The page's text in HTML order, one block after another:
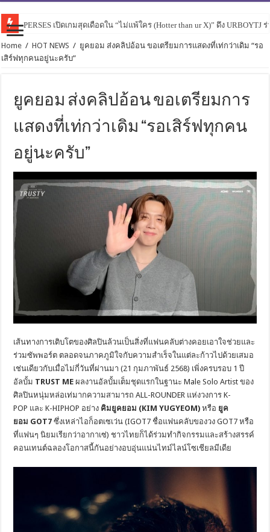
PERSES เปิดเกมสุดเดือดใน “ไม่แพ้ใคร (Hotter than ur X)” ดึง URBOYTJ
Home / HOT NEWS / ยูคยอม ส่งคลิปอ้อน ขอเตรียมการแสดงที่เท่กว่าเดิม “รอ
เสิร์ฟทุกคนอยู่นะครับ”
ยูคยอม ส่งคลิปอ้อน ขอเตรียมการ
แสดงที่เท่กว่าเดิม “รอเสิร์ฟทุกคน
อยู่นะครับ”
เส้นทางการเติบโตของศิลปินล้วนเป็นสิ่งที่แฟนคลับต่างคอยเอาใจช่วยและ
ร่วมซัพพอร์ต ตลอดจนภาคภูมิใจกับความสำเร็จในแต่ละก้าวไปด้วยเสมอ
เช่นเดียวกับเมื่อไม่กี่วันที่ผ่านมา (21 กุมภาพันธ์ 2568) เพิ่งครบรอบ 1 ปี
อัลบั้ม TRUST ME ผลงานอัลบั้มเต็มชุดแรกในฐานะ Male Solo Artist ของ
ศิลปินหนุ่มหล่อเท่มากความสามารถ ALL-ROUNDER แห่งวงการ K-
POP และ K-HIPHOP อย่าง คิมยูคยอม (KIM YUGYEOM) หรือ ยูค
ยอม GOT7 ซึ่งเหล่าไอก็อตเซเว่น (IGOT7 ชื่อแฟนคลับของวง GOT7 หรือ
ที่แฟนๆ นิยมเรียกว่าอากาเซ่) ชาวไทยก็ได้ร่วมทำกิจกรรมและสร้างสรรค์
คอนเทนต์ฉลองโอกาสนี้กันอย่างอบอุ่นแน่นไทม์ไลน์โซเชียลมีเดีย